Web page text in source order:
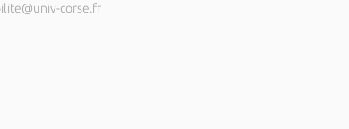
corse.fr